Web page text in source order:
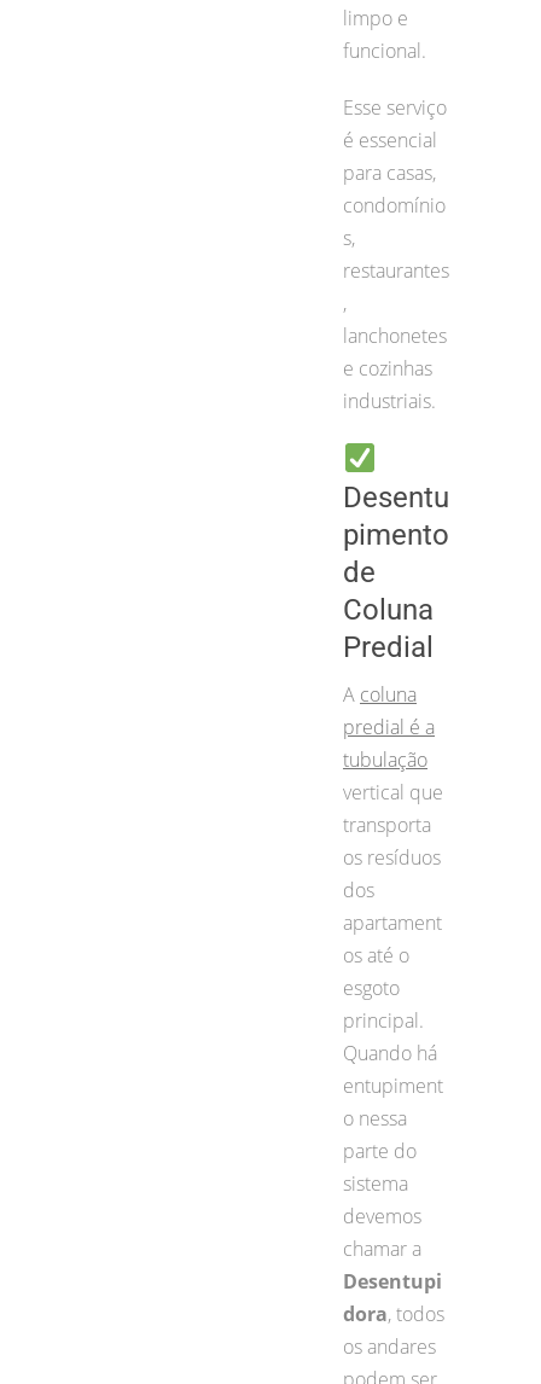
limpo e
funcional.
Esse serviço
é essencial
para casas,
condomínio
s,
restaurantes
,
lanchonetes
e cozinhas
industriais.
Desentu
pimento
de
Coluna
Predial
A coluna
predial é a
tubulação
vertical que
transporta
os resíduos
dos
apartament
os até o
esgoto
principal.
Quando há
entupiment
o nessa
parte do
sistema
devemos
chamar a
Desentupi
dora, todos
os andares